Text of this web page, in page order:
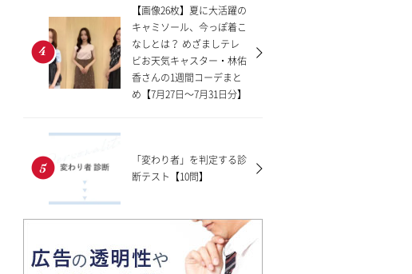
【画像26枚】夏に大活躍の
キャミソール、今っぽ着こ
なしとは？ めざましテレ
ビお天気キャスター・林佑
香さんの1週間コーデまと
め【7月27日〜7月31日分】
「変わり者」を判定する診
断テスト【10問】